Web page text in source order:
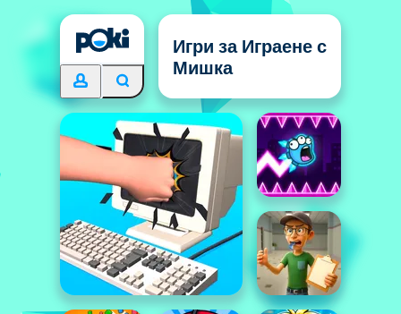
Игри за Играене с
Мишка